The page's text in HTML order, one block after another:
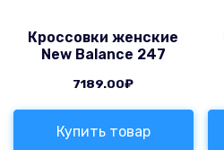
Кроссовки женские
New Balance 247
7189.00₽
Купить товар